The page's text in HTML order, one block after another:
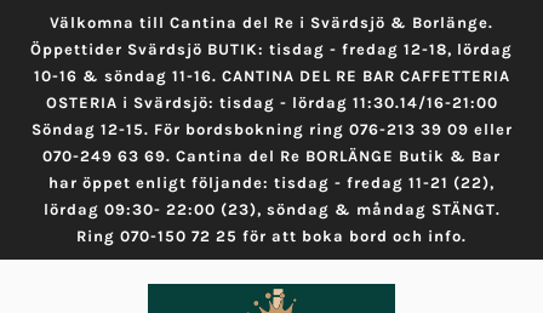
Välkomna till Cantina del Re i Svärdsjö & Borlänge.
Öppettider Svärdsjö BUTIK: tisdag - fredag 12-18, lördag
10-16 & söndag 11-16. CANTINA DEL RE BAR CAFFETTERIA
OSTERIA i Svärdsjö: tisdag - lördag 11:30.14/16-21:00
Söndag 12-15. För bordsbokning ring 076-213 39 09 eller
070-249 63 69. Cantina del Re BORLÄNGE Butik & Bar
har öppet enligt följande: tisdag - fredag 11-21 (22),
lördag 09:30- 22:00 (23), söndag & måndag STÄNGT.
Ring 070-150 72 25 för att boka bord och info.